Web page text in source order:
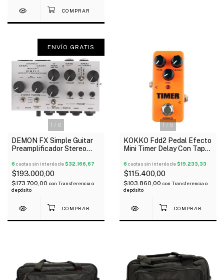
1 / 6
ENVÍO GRATIS
DEMON FX Simple Guitar
Preamplificador Stereo
6 cuotas sin interés de$32.166,67
$193.000,00
$173.700,00 con Transferencia o
depósito
1 / 5
KOKKO Fdd2 Pedal Efecto
Mini Timer Delay Con Tap
6 cuotas sin interés de$19.233,33
$115.400,00
$103.860,00 con Transferencia o
depósito